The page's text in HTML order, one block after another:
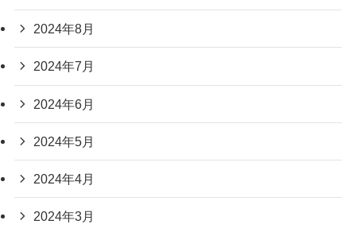
2024年8月
2024年7月
2024年6月
2024年5月
2024年4月
2024年3月